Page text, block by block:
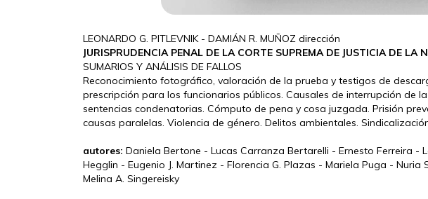
LEONARDO G. PITLEVNIK - DAMIÁN R. MUÑOZ dirección
JURISPRUDENCIA PENAL DE LA CORTE SUPREMA DE JUSTICIA DE LA
SUMARIOS Y ANÁLISIS DE FALLOS
Reconocimiento fotográfico, valoración de la prueba y testigos de
prescripción para los funcionarios públicos. Causales de interrupción de
sentencias condenatorias. Cómputo de pena y cosa juzgada. Prisión
causas paralelas. Violencia de género. Delitos ambientales.
autores: Daniela Bertone - Lucas Carranza Bertarelli - Ernesto Ferreira -
Hegglin - Eugenio J. Martinez - Florencia G. Plazas - Mariela Puga - Nuria
Melina A. Singereisky